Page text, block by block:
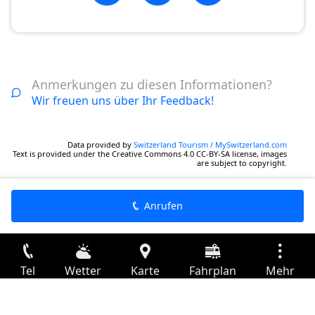
Anmerkungen zu diesen Informationen?
Wir freuen uns über Ihr Feedback!
Data provided by Switzerland Tourism / MySwitzerland.com
Text is provided under the Creative Commons 4.0 CC-BY-SA license, images
are subject to copyright.
Anrufen
Tel Wetter Karte Fahrplan Mehr